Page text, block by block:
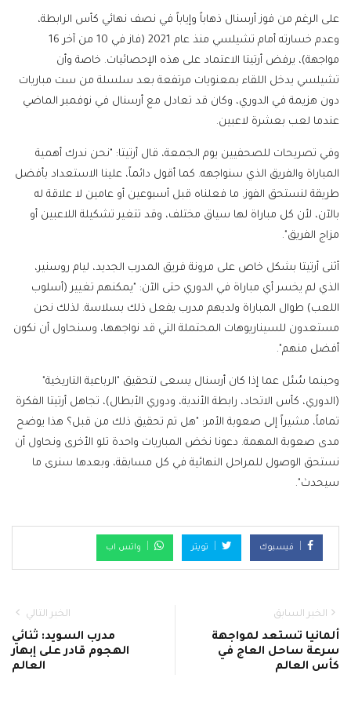
على الرغم من فوز أرسنال ذهاباً وإياباً في نصف نهائي كأس الرابطة،
وعدم خسارته أمام تشيلسي منذ عام 2021 (فاز في 10 من آخر 16
مواجهة)، يرفض أرتيتا الاعتماد على هذه الإحصائيات. خاصة وأن
تشيلسي يدخل اللقاء بمعنويات مرتفعة بعد سلسلة من ست مباريات
دون هزيمة في الدوري، وكان قد تعادل مع أرسنال في نوفمبر الماضي
عندما لعب بعشرة لاعبين.
وفي تصريحات للصحفيين يوم الجمعة، قال أرتيتا: "نحن ندرك أهمية
المباراة والفريق الذي سنواجهه. كما أقول دائماً، علينا الاستعداد بأفضل
طريقة لنستحق الفوز. ما فعلناه قبل أسبوعين أو عامين لا علاقة له
بالآن، لأن كل مباراة لها سياق مختلف، وقد تتغير تشكيلة اللاعبين أو
مزاج الفريق".
أثنى أرتيتا بشكل خاص على مرونة فريق المدرب الجديد، ليام روسنير،
الذي لم يخسر أي مباراة في الدوري حتى الآن: "يمكنهم تغيير (أسلوب
اللعب) طوال المباراة ولديهم مدرب يفعل ذلك بسلاسة. لذلك نحن
مستعدون للسيناريوهات المحتملة التي قد نواجهها، وسنحاول أن نكون
أفضل منهم".
وحينما سُئل عما إذا كان أرسنال يسعى لتحقيق "الرباعية التاريخية"
(الدوري، كأس الاتحاد، رابطة الأندية، ودوري الأبطال)، تجاهل أرتيتا الفكرة
تماماً، مشيراً إلى صعوبة الأمر: "هل تم تحقيق ذلك من قبل؟ هذا يوضح
مدى صعوبة المهمة. دعونا نخض المباريات واحدة تلو الأخرى ونحاول أن
نستحق الوصول للمراحل النهائية في كل مسابقة، وبعدها سنرى ما
سيحدث".
فيسبوك تويتر واتس اب
الخبر السابق
ألمانيا تستعد لمواجهة
سرعة ساحل العاج في
كأس العالم
الخبر التالي
مدرب السويد: ثنائي
الهجوم قادر على إبهار
العالم